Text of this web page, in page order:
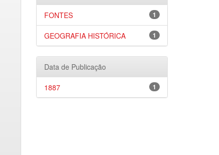
1
FONTES
1
GEOGRAFIA HISTÓRICA
Data de Publicação
1
1887